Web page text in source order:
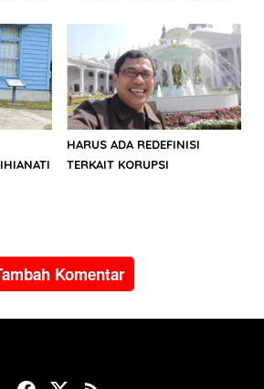
HARUS ADA REDEFINISI
TERKAIT KORUPSI
Komentar